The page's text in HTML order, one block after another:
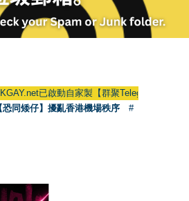
已啟動自家製【群聚Telegram群組】
恐同矮仔】擾亂香港機場秩序
#